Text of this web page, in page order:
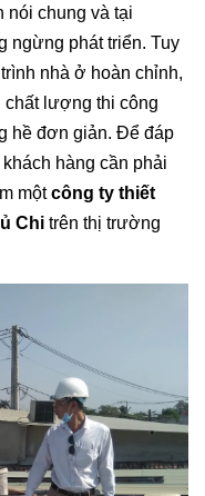
nói chung và tại
ngừng phát triển. Tuy
nhà ở hoàn chỉnh,
lượng thi công
hề đơn giản. Để đáp
hàng cần phải
mộtcông ty thiết
Chi trên thị trường